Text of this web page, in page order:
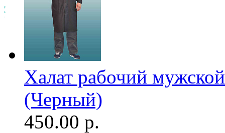
Халат рабочий
(Черный)
450.00 р.